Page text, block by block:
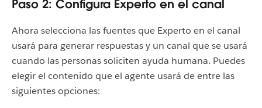
Paso 2: Configura Experto en el canal
Ahora selecciona las fuentes que Experto en el canal
usará para generar respuestas y un canal que se usará
cuando las personas soliciten ayuda humana. Puedes
elegir el contenido que el agente usará de entre las
siguientes opciones: